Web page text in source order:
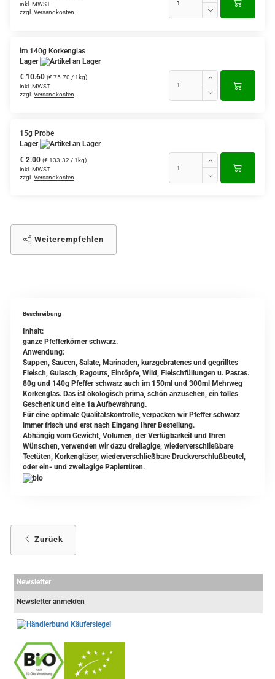
inkl. MWST
zzgl. Versandkosten
im 140g Korkenglas
Lager
€ 10.60 (€ 75.70 / 1kg)
inkl. MWST
zzgl. Versandkosten
15g Probe
Lager
€ 2.00 (€ 133.32 / 1kg)
inkl. MWST
zzgl. Versandkosten
Weiterempfehlen
Beschreibung
Inhalt:
ganze Pfefferkörner schwarz.
Anwendung:
Suppen, Saucen, Salate, Marinaden, kurzgebratenes und gegrilltes
Fleisch, Gulasch, Ragouts, Eintöpfe, Wild, Fleischfüllungen u. Pastas.
80g und 140g Pfeffer schwarz auch im 150ml und 300ml Mehrweg
Korkenglas. Das ist ökologisch prima, schön anzusehen, ein tolles
Geschenk und eine 1a Aufbewahrung.
Für eine optimale Qualitätskontrolle, verpacken wir Pfeffer schwarz
immer frisch und erst nach Eingang Ihrer Bestellung.
Abhängig vom Gewicht, Volumen, der Verfügbarkeit und Ihren
Wünschen, verwenden wir dazu dreilagige, wiederverschließbare
Teetüten, Korkengläser, wiederverschließbare Druckverschlußbeutel,
oder ein- und zweilagige Papiertüten.
Zurück
Newsletter
Newsletter anmelden